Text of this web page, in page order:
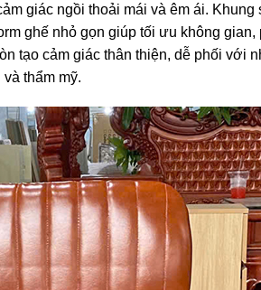
giác ngồi thoải mái và êm ái.
ghế nhỏ gọn giúp tối ưu không
tạo cảm giác thân thiện, dễ phối với
thẩm mỹ.